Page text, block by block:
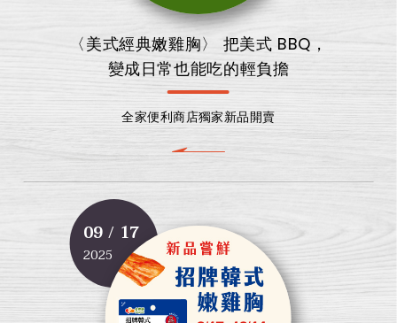
〈美式經典嫩雞胸〉 把美式 BBQ，
變成日常也能吃的輕負擔
全家便利商店獨家新品開賣
09 / 17
2025